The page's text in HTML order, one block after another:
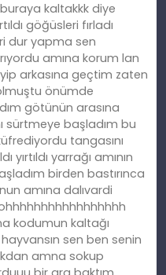
kaltakkk diye
göğüsleri fırladı
dur yapma sen
amına korum lan
arkasına geçtim zaten
önümde
götünün arasına
sürtmeye başladım bu
tangasını
yarrağı amının
birden bastırınca
amına dalıvardi
kodumun kaltağı
sen ben senin
amna sokup